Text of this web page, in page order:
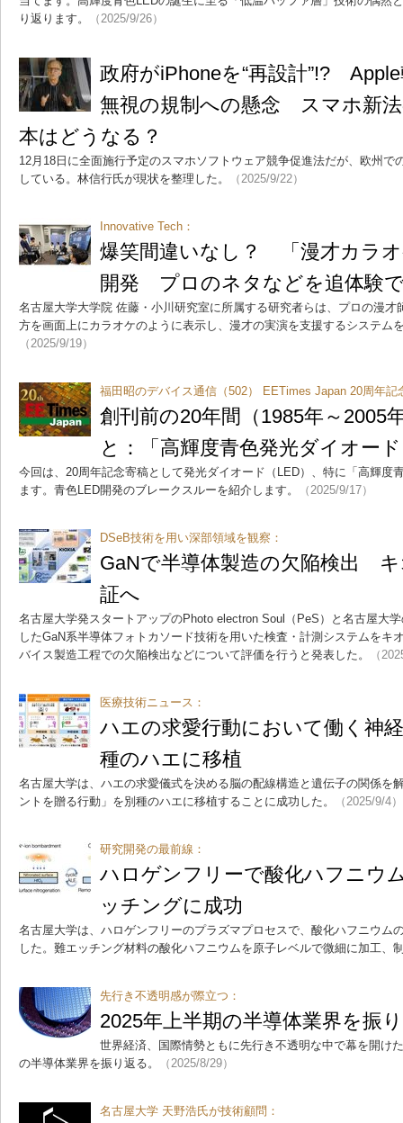
り返ります。
（2025/9/26）
政府がiPhoneを“再設計”!?
無視の規制への懸念 スマホ新
本はどうなる？
12月18日に全面施行予定のスマホソフトウェア競争促進法だが、欧州で
している。林信行氏が現状を整理した。
（2025/9/22）
Innovative Tech：
爆笑間違いなし？ 「漫才カラ
開発 プロのネタなどを追体験
名古屋大学大学院 佐藤・小川研究室に所属する研究者らは、プロの漫才
方を画面上にカラオケのように表示し、漫才の実演を支援するシステム
（2025/9/19）
福田昭のデバイス通信（502） EETimes Japan 20周年記
創刊前の20年間（1985年～2005
と：「高輝度青色発光ダイオー
今回は、20周年記念寄稿として発光ダイオード（LED）、特に「高輝度
ます。青色LED開発のブレークスルーを紹介します。
（2025/9/17）
DSeB技術を用い深部領域を観察：
GaNで半導体製造の欠陥検出
証へ
名古屋大学発スタートアップのPhoto electron Soul（PeS）と名古屋大
したGaN系半導体フォトカソード技術を用いた検査・計測システムをキ
バイス製造工程での欠陥検出などについて評価を行うと発表した。
（
医療技術ニュース：
ハエの求愛行動において働く神
種のハエに移植
名古屋大学は、ハエの求愛儀式を決める脳の配線構造と遺伝子の関係を
ントを贈る行動」を別種のハエに移植することに成功した。
（2025/9/4）
研究開発の最前線：
ハロゲンフリーで酸化ハフニウ
ッチングに成功
名古屋大学は、ハロゲンフリーのプラズマプロセスで、酸化ハフニウム
した。難エッチング材料の酸化ハフニウムを原子レベルで微細に加工、
先行き不透明感が際立つ：
2025年上半期の半導体業界を振
世界経済、国際情勢ともに先行き不透明な中で幕を開け
の半導体業界を振り返る。
（2025/8/29）
名古屋大学 天野浩氏が技術顧問：